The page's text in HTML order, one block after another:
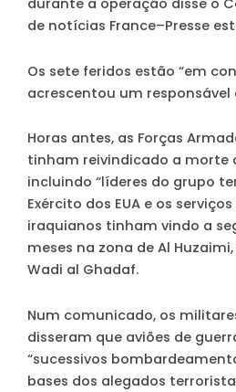
durante a operação disse o
de notícias France–Presse
Os sete feridos estão “em
acrescentou um responsável
Horas antes, as Forças
tinham reivindicado a morte
incluindo “líderes do grupo
Exército dos EUA e os
iraquianos tinham vindo a
meses na zona de Al
Wadi al Ghadaf.
Num comunicado, os
disseram que aviões de
“sucessivos
bases dos alegados